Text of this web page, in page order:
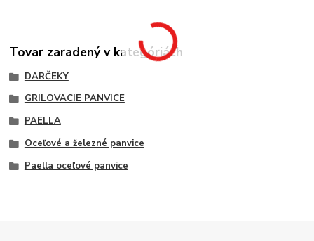
Tovar zaradený v kategóriách
DARČEKY
GRILOVACIE PANVICE
PAELLA
Oceľové a železné panvice
Paella oceľové panvice